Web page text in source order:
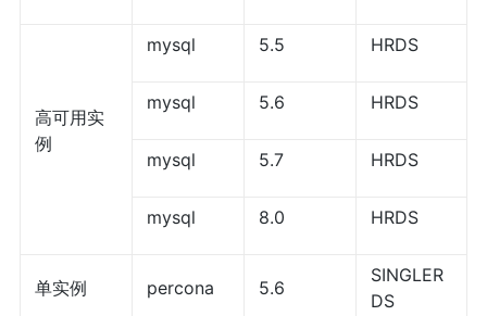
高可用实
例
mysql 5.5 HRDS
mysql 5.6 HRDS
mysql 5.7 HRDS
mysql 8.0 HRDS
单实例 percona 5.6
SINGLER
DS